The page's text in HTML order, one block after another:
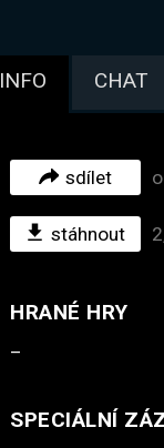
INFO CHAT
sdílet
stáhnout
HRANÉ HRY
–
SPECIÁLNÍ